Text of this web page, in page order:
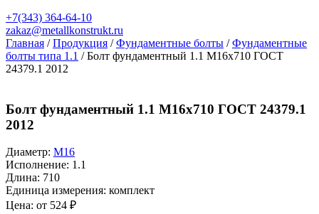
+7(343) 364-64-10
zakaz@metallkonstrukt.ru
Главная / Продукция / Фундаментные болты / Фундаментные
болты типа 1.1 / Болт фундаментный 1.1 М16х710 ГОСТ
24379.1 2012
Болт фундаментный 1.1 М16х710 ГОСТ 24379.1
2012
Диаметр: М16
Исполнение: 1.1
Длина: 710
Единица измерения: комплект
Цена: от 524 ₽